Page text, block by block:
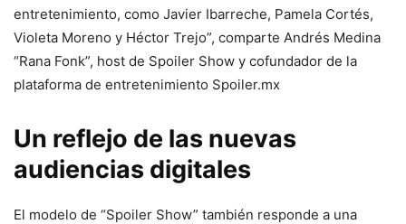
entretenimiento, como Javier Ibarreche, Pamela Cortés,
Violeta Moreno y Héctor Trejo”, comparte Andrés Medina
“Rana Fonk”, host de Spoiler Show y cofundador de la
plataforma de entretenimiento Spoiler.mx
Un reflejo de las nuevas
audiencias digitales
El modelo de “Spoiler Show” también responde a una